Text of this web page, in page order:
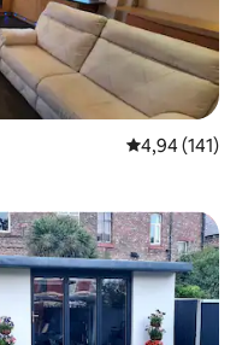
Évaluation
4,94 (141)
appréciés